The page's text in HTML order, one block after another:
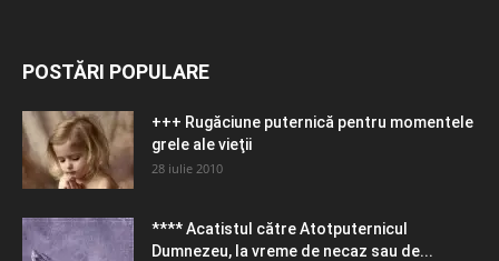
POSTĂRI POPULARE
+++ Rugăciune puternică pentru momentele
grele ale vieţii
28 iulie 2010
**** Acatistul către Atotputernicul
Dumnezeu, la vreme de necaz sau de...